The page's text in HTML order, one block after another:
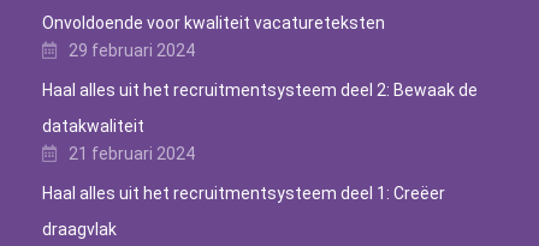
Onvoldoende voor kwaliteit vacatureteksten
29 februari 2024
Haal alles uit het recruitmentsysteem deel 2: Bewaak de
datakwaliteit
21 februari 2024
Haal alles uit het recruitmentsysteem deel 1: Creëer
draagvlak